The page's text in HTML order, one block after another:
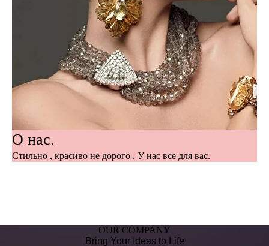
О нас.
Стильно , красиво не дорого . У нас все для вас.
OUR COMPANY
Bring Your Ideas to Life